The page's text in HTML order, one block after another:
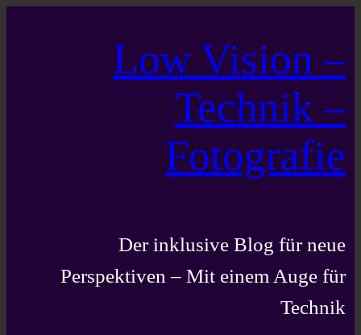
Low Vision –
Technik –
Fotografie
Der inklusive Blog für neue
Perspektiven – Mit einem Auge für
Technik